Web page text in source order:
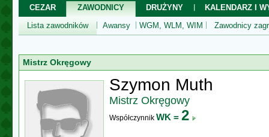
CEZAR ZAWODNICY DRUŻYNY
KALENDARZ I
Lista zawodników
Awansy WGM, WLM, WIM Zawodnicy
Mistrz Okręgowy
Szymon Muth
Mistrz Okręgowy
Współczynnik WK = 2